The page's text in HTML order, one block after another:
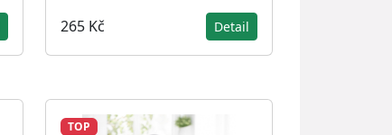
265 Kč Detail
TOP